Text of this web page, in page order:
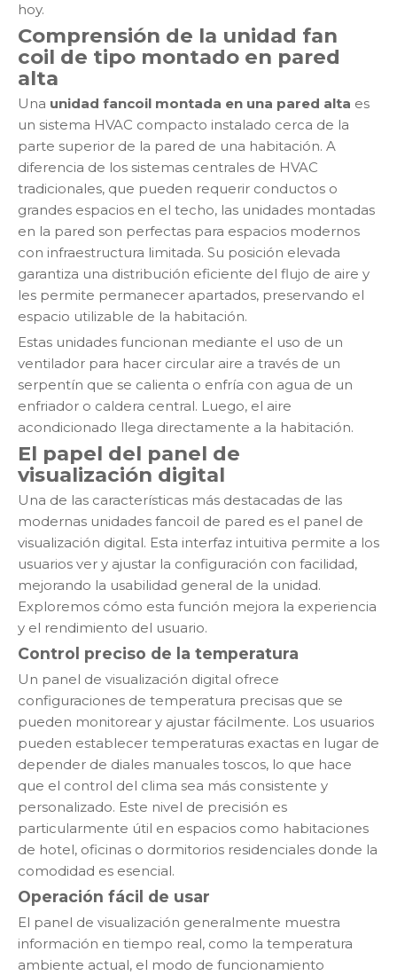
hoy.
Comprensión de la unidad fan
coil de tipo montado en pared
alta
Una unidad fancoil montada en una pared alta es
un sistema HVAC compacto instalado cerca de la
parte superior de la pared de una habitación. A
diferencia de los sistemas centrales de HVAC
tradicionales, que pueden requerir conductos o
grandes espacios en el techo, las unidades montadas
en la pared son perfectas para espacios modernos
con infraestructura limitada. Su posición elevada
garantiza una distribución eficiente del flujo de aire y
les permite permanecer apartados, preservando el
espacio utilizable de la habitación.
Estas unidades funcionan mediante el uso de un
ventilador para hacer circular aire a través de un
serpentín que se calienta o enfría con agua de un
enfriador o caldera central. Luego, el aire
acondicionado llega directamente a la habitación.
El papel del panel de
visualización digital
Una de las características más destacadas de las
modernas unidades fancoil de pared es el panel de
visualización digital. Esta interfaz intuitiva permite a los
usuarios ver y ajustar la configuración con facilidad,
mejorando la usabilidad general de la unidad.
Exploremos cómo esta función mejora la experiencia
y el rendimiento del usuario.
Control preciso de la temperatura
Un panel de visualización digital ofrece
configuraciones de temperatura precisas que se
pueden monitorear y ajustar fácilmente. Los usuarios
pueden establecer temperaturas exactas en lugar de
depender de diales manuales toscos, lo que hace
que el control del clima sea más consistente y
personalizado. Este nivel de precisión es
particularmente útil en espacios como habitaciones
de hotel, oficinas o dormitorios residenciales donde la
comodidad es esencial.
Operación fácil de usar
El panel de visualización generalmente muestra
información en tiempo real, como la temperatura
ambiente actual, el modo de funcionamiento